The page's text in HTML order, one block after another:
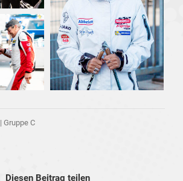
| Gruppe C
Diesen Beitrag teilen